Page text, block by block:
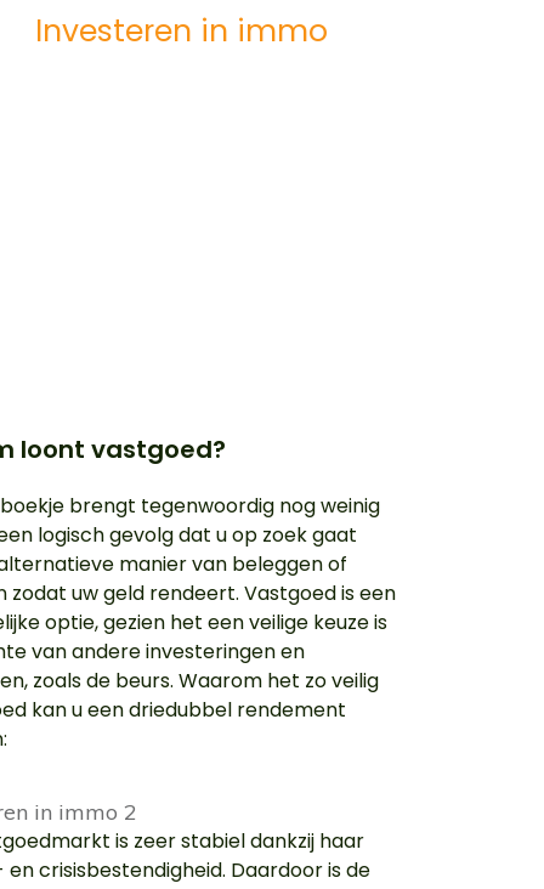
Investeren in immo
loont vastgoed?
brengt tegenwoordig nog weinig
logisch gevolg dat u op zoek gaat
manier van beleggen of
zodat uw geld rendeert. Vastgoed is een
optie, gezien het een veilige keuze is
van andere investeringen en
zoals de beurs. Waarom het zo veilig
kan u een driedubbel rendement
is zeer stabiel dankzij haar
crisisbestendigheid. Daardoor is de